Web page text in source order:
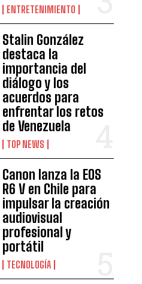
ENTRETENIMIENTO
Stalin González
destaca la
importancia del
diálogo y los
acuerdos para
enfrentar los retos
de Venezuela
TOP NEWS
Canon lanza la EOS
R6 V en Chile para
impulsar la creación
audiovisual
profesional y
portátil
TECNOLOGÍA